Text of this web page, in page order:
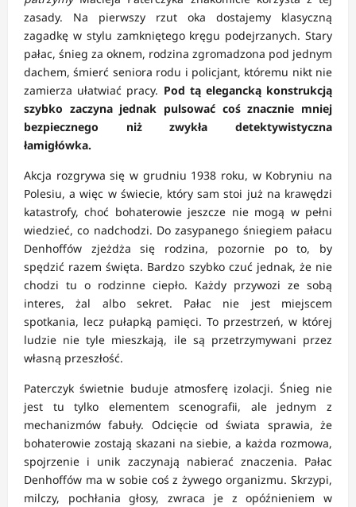
zasady. Na pierwszy rzut oka dostajemy klasyczną
zagadkę w stylu zamkniętego kręgu podejrzanych. Stary
pałac, śnieg za oknem, rodzina zgromadzona pod jednym
dachem, śmierć seniora rodu i policjant, któremu nikt nie
zamierza ułatwiać pracy. Pod tą elegancką konstrukcją
szybko zaczyna jednak pulsować coś znacznie mniej
bezpiecznego niż zwykła detektywistyczna
łamigłówka.
Akcja rozgrywa się w grudniu 1938 roku, w Kobryniu na
Polesiu, a więc w świecie, który sam stoi już na krawędzi
katastrofy, choć bohaterowie jeszcze nie mogą w pełni
wiedzieć, co nadchodzi. Do zasypanego śniegiem pałacu
Denhoffów zjeżdża się rodzina, pozornie po to, by
spędzić razem święta. Bardzo szybko czuć jednak, że nie
chodzi tu o rodzinne ciepło. Każdy przywozi ze sobą
interes, żal albo sekret. Pałac nie jest miejscem
spotkania, lecz pułapką pamięci. To przestrzeń, w której
ludzie nie tyle mieszkają, ile są przetrzymywani przez
własną przeszłość.
Paterczyk świetnie buduje atmosferę izolacji. Śnieg nie
jest tu tylko elementem scenografii, ale jednym z
mechanizmów fabuły. Odcięcie od świata sprawia, że
bohaterowie zostają skazani na siebie, a każda rozmowa,
spojrzenie i unik zaczynają nabierać znaczenia. Pałac
Denhoffów ma w sobie coś z żywego organizmu. Skrzypi,
milczy, pochłania głosy, zwraca je z opóźnieniem w